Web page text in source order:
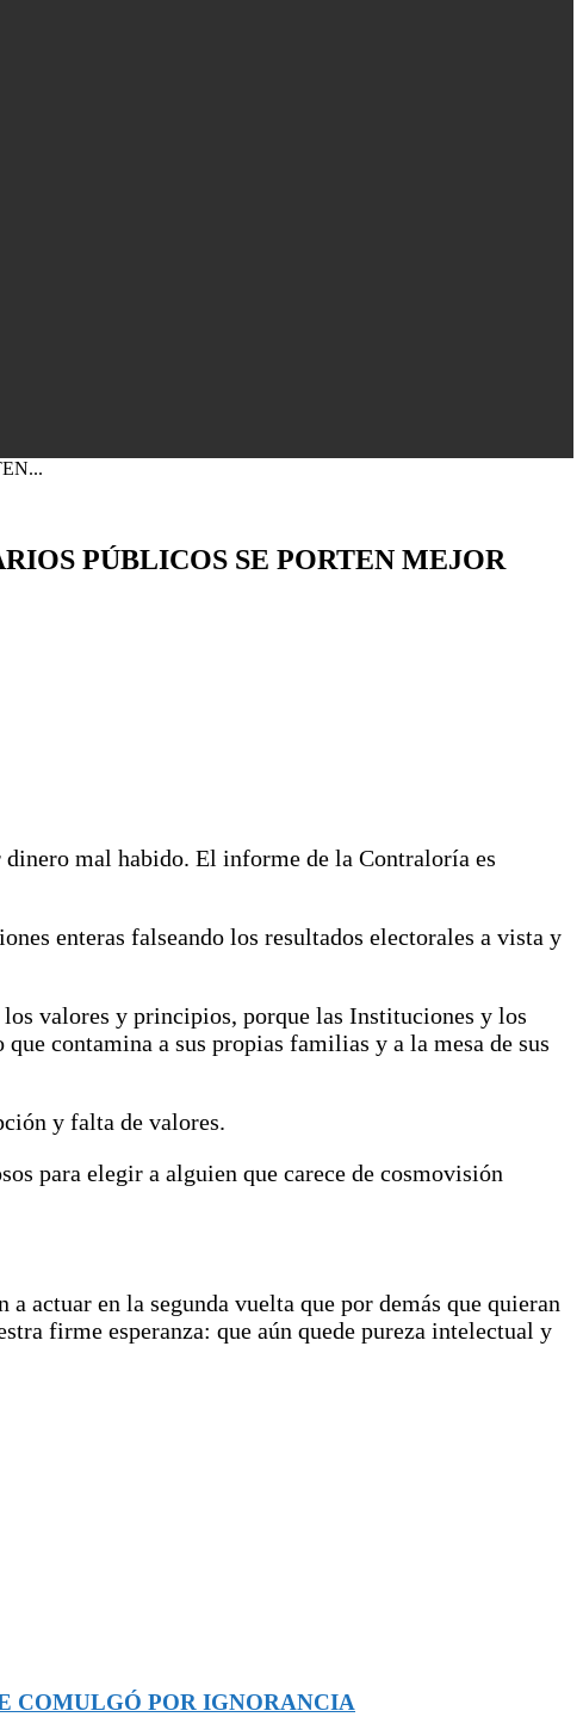
PÚBLICOS SE PORTEN MEJOR
mal habido. El informe de la Contraloría es
enteras falseando los resultados electorales a vista y
valores y principios, porque las Instituciones y los
contamina a sus propias familias y a la mesa de sus
y falta de valores.
para elegir a alguien que carece de cosmovisión
actuar en la segunda vuelta que por demás que quieran
firme esperanza: que aún quede pureza intelectual y
COMULGÓ POR IGNORANCIA